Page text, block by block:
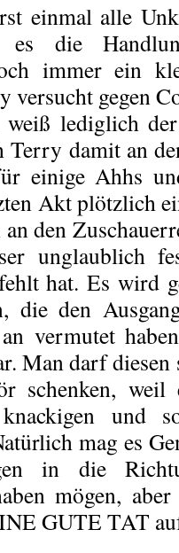
einmal alle
es die
immer ein
versucht gegen
lediglich
Terry damit an
einige Ahhs
Akt plötzlich
den
unglaublich
hat. Es wird
die den
vermutet
Man darf
schenken, weil
und
mag es
in die
mögen,
GUTE TAT